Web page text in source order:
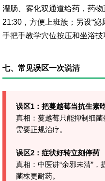
灌肠、雾化双通道给药，药
21:30，方便上班族；另设“
手把手教学穴位按压和坐浴技
七、常见误区一次说清
误区1：把蔓越莓当抗生素
真相：蔓越莓只能抑制细
需要正规治疗。
误区2：症状好转立刻停药
真相：中医讲“余邪未清”
菌株更耐药。